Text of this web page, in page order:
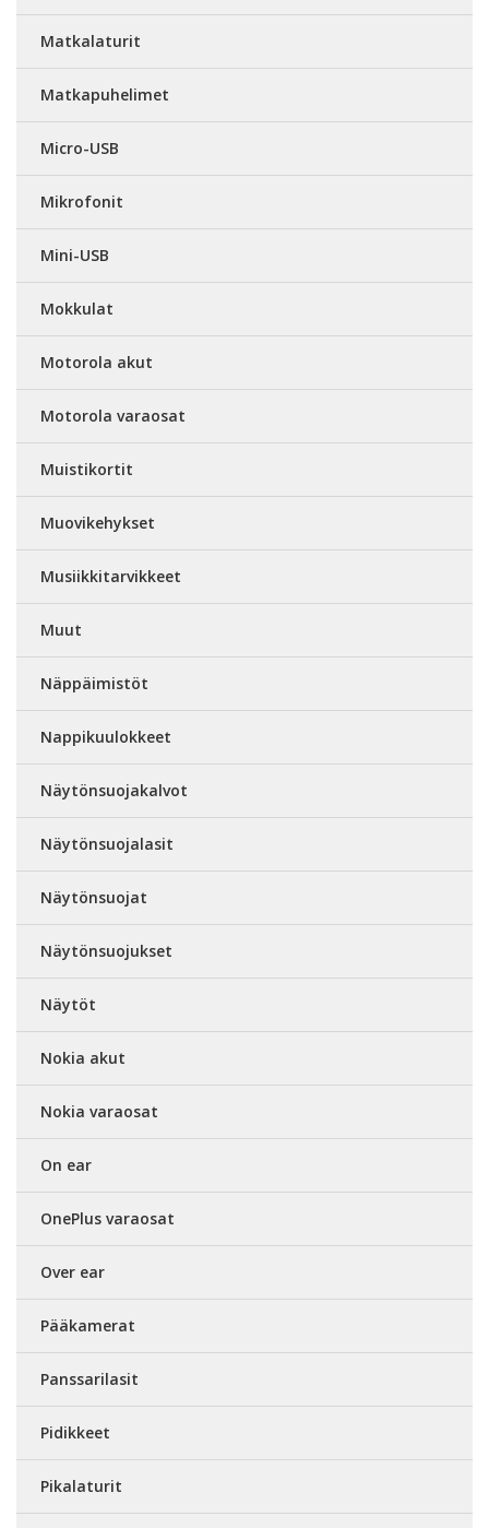
Matkalaturit
Matkapuhelimet
Micro-USB
Mikrofonit
Mini-USB
Mokkulat
Motorola akut
Motorola varaosat
Muistikortit
Muovikehykset
Musiikkitarvikkeet
Muut
Näppäimistöt
Nappikuulokkeet
Näytönsuojakalvot
Näytönsuojalasit
Näytönsuojat
Näytönsuojukset
Näytöt
Nokia akut
Nokia varaosat
On ear
OnePlus varaosat
Over ear
Pääkamerat
Panssarilasit
Pidikkeet
Pikalaturit